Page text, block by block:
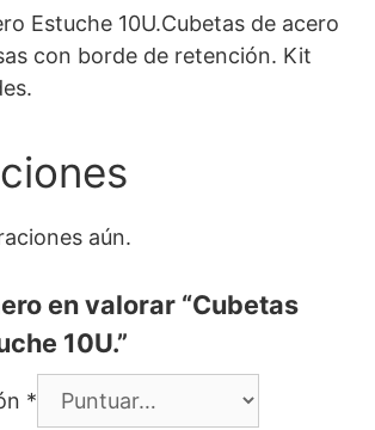
Estuche 10U.Cubetas de acero
con borde de retención. Kit
aún.
en valorar “Cubetas
10U.”
*